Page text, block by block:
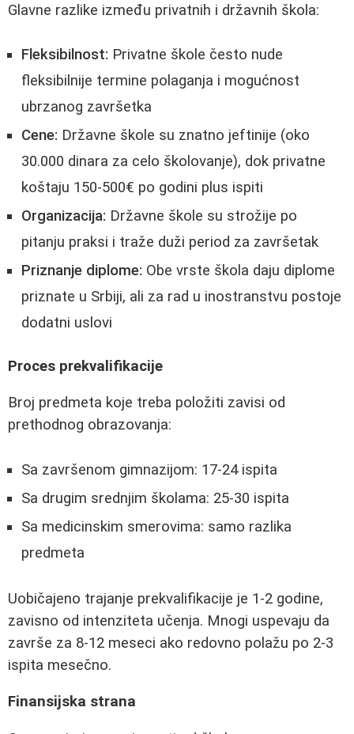
Glavne razlike između privatnih i državnih škola:
Fleksibilnost: Privatne škole često nude
fleksibilnije termine polaganja i mogućnost
ubrzanog završetka
Cene: Državne škole su znatno jeftinije (oko
30.000 dinara za celo školovanje), dok privatne
koštaju 150-500€ po godini plus ispiti
Organizacija: Državne škole su strožije po
pitanju praksi i traže duži period za završetak
Priznanje diplome: Obe vrste škola daju diplome
priznate u Srbiji, ali za rad u inostranstvu postoje
dodatni uslovi
Proces prekvalifikacije
Broj predmeta koje treba položiti zavisi od
prethodnog obrazovanja:
Sa završenom gimnazijom: 17-24 ispita
Sa drugim srednjim školama: 25-30 ispita
Sa medicinskim smerovima: samo razlika
predmeta
Uobičajeno trajanje prekvalifikacije je 1-2 godine,
zavisno od intenziteta učenja. Mnogi uspevaju da
završe za 8-12 meseci ako redovno polažu po 2-3
ispita mesečno.
Finansijska strana